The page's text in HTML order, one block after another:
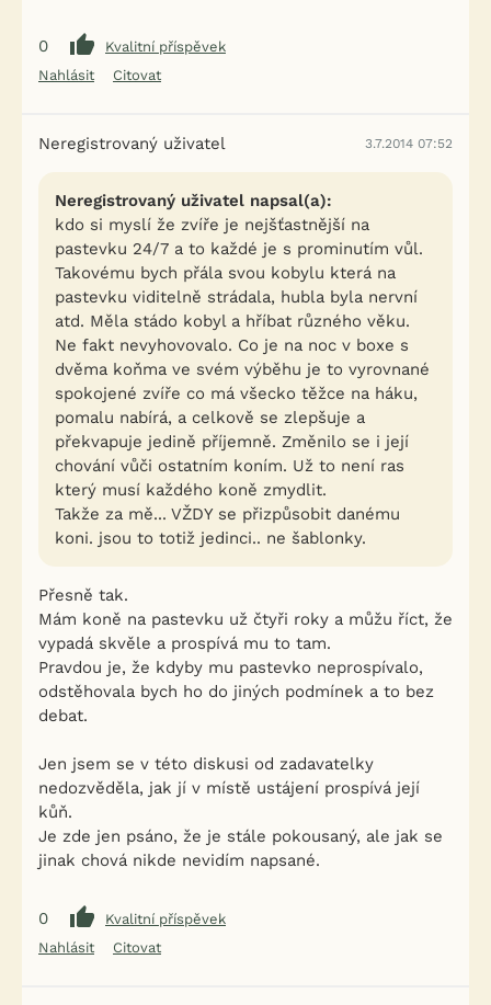
0
Kvalitní příspěvek
Nahlásit
Citovat
Neregistrovaný uživatel 3.7.2014 07:52
Neregistrovaný uživatel napsal(a):
kdo si myslí že zvíře je nejšťastnější na
pastevku 24/7 a to každé je s prominutím vůl.
Takovému bych přála svou kobylu která na
pastevku viditelně strádala, hubla byla nervní
atd. Měla stádo kobyl a hříbat různého věku.
Ne fakt nevyhovovalo. Co je na noc v boxe s
dvěma koňma ve svém výběhu je to vyrovnané
spokojené zvíře co má všecko těžce na háku,
pomalu nabírá, a celkově se zlepšuje a
překvapuje jedině příjemně. Změnilo se i její
chování vůči ostatním koním. Už to není ras
který musí každého koně zmydlit.
Takže za mě... VŽDY se přizpůsobit danému
koni. jsou to totiž jedinci.. ne šablonky.
Přesně tak.
Mám koně na pastevku už čtyři roky a můžu říct, že
vypadá skvěle a prospívá mu to tam.
Pravdou je, že kdyby mu pastevko neprospívalo,
odstěhovala bych ho do jiných podmínek a to bez
debat.
Jen jsem se v této diskusi od zadavatelky
nedozvěděla, jak jí v místě ustájení prospívá její
kůň.
Je zde jen psáno, že je stále pokousaný, ale jak se
jinak chová nikde nevidím napsané.
0
Kvalitní příspěvek
Nahlásit
Citovat